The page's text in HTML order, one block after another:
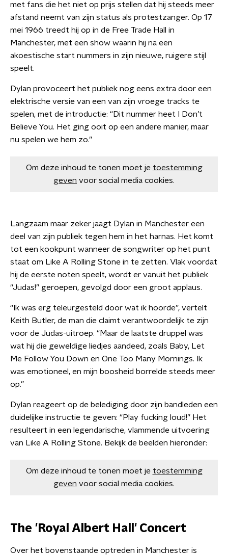
met fans die het niet op prijs stellen dat hij steeds meer
afstand neemt van zijn status als protestzanger. Op 17
mei 1966 treedt hij op in de Free Trade Hall in
Manchester, met een show waarin hij na een
akoestische start nummers in zijn nieuwe, ruigere stijl
speelt.
Dylan provoceert het publiek nog eens extra door een
elektrische versie van een van zijn vroege tracks te
spelen, met de introductie: “Dit nummer heet I Don’t
Believe You. Het ging ooit op een andere manier, maar
nu spelen we hem zo.”
Om deze inhoud te tonen moet je toestemming
geven voor social media cookies.
Langzaam maar zeker jaagt Dylan in Manchester een
deel van zijn publiek tegen hem in het harnas. Het komt
tot een kookpunt wanneer de songwriter op het punt
staat om Like A Rolling Stone in te zetten. Vlak voordat
hij de eerste noten speelt, wordt er vanuit het publiek
“Judas!” geroepen, gevolgd door een groot applaus.
“Ik was erg teleurgesteld door wat ik hoorde”, vertelt
Keith Butler, de man die claimt verantwoordelijk te zijn
voor de Judas-uitroep. “Maar de laatste druppel was
wat hij die geweldige liedjes aandeed, zoals Baby, Let
Me Follow You Down en One Too Many Mornings. Ik
was emotioneel, en mijn boosheid borrelde steeds meer
op.”
Dylan reageert op de belediging door zijn bandleden een
duidelijke instructie te geven: “Play fucking loud!” Het
resulteert in een legendarische, vlammende uitvoering
van Like A Rolling Stone. Bekijk de beelden hieronder:
Om deze inhoud te tonen moet je toestemming
geven voor social media cookies.
The 'Royal Albert Hall' Concert
Over het bovenstaande optreden in Manchester is